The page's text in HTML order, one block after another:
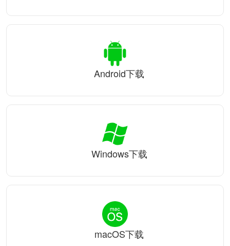
Android下载
Windows下载
macOS下载